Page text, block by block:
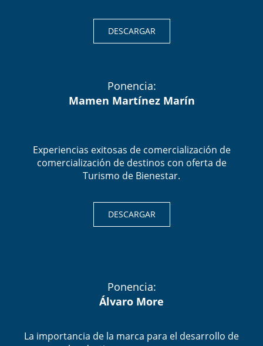
DESCARGAR
Ponencia:
Mamen Martínez Marín
Experiencias exitosas de comercialización de
comercialización de destinos con oferta de
Turismo de Bienestar.
DESCARGAR
Ponencia:
Álvaro More
La importancia de la marca para el desarrollo de